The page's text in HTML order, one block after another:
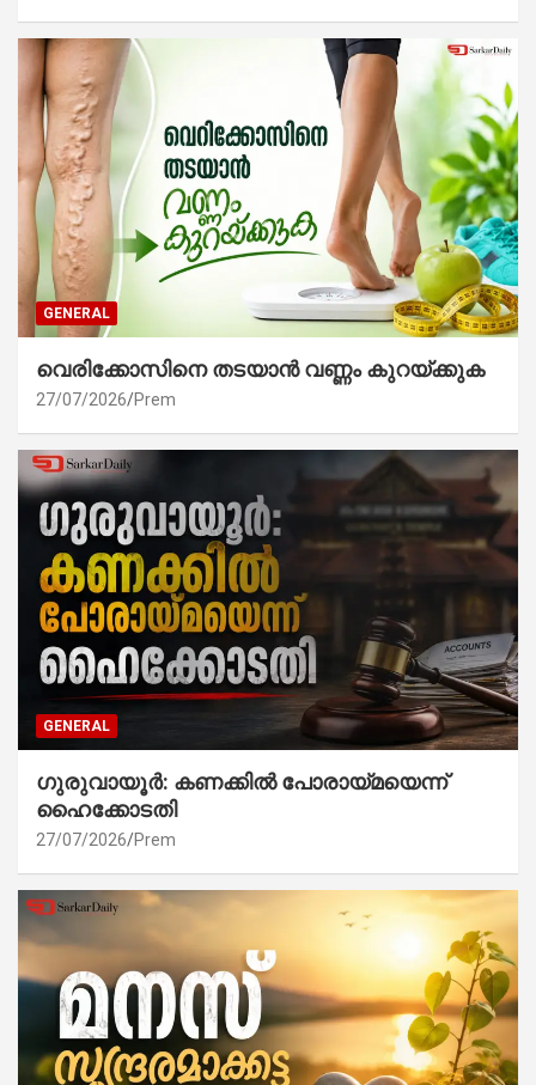
GENERAL
വെരിക്കോസിനെ തടയാൻ വണ്ണം കുറയ്ക്കുക
27/07/2026 Prem
GENERAL
ഗുരുവായൂർ: കണക്കിൽ പോരായ്മയെന്ന്
ഹൈക്കോടതി
27/07/2026 Prem